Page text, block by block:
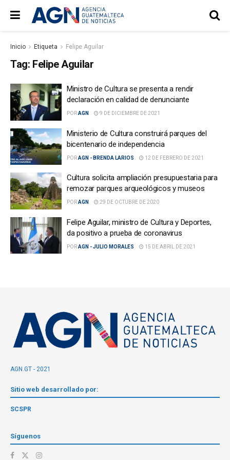
Inicio Etiqueta Felipe Aguilar
Tag: Felipe Aguilar
Ministro de Cultura se presenta a rendir
declaración en calidad de denunciante
PORAGN 9 DE DICIEMBRE DE 2021
Ministerio de Cultura construirá parques del
bicentenario de independencia
PORAGN - BRENDA LARIOS 12 DE FEBRERO DE 2021
Cultura solicita ampliación presupuestaria para
remozar parques arqueológicos y museos
PORAGN 29 DE OCTUBRE DE 2020
Felipe Aguilar, ministro de Cultura y Deportes,
da positivo a prueba de coronavirus
PORAGN - JULIO MORALES 15 DE ABRIL DE 2021
AGN.GT - 2021
Sitio web desarrollado por:
SCSPR
Síguenos